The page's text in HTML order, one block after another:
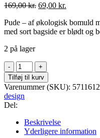
169,00kr. Oprindelig
var:
169,00 kr..
69,00 kr.
er:
69,00 kr..
Pude – af økologisk bomuld
med sort bagside er blødt og
2 på lager
Pude
med
Vikinge
Knude
mønster
m.
andeduns
fyld
Tilføj til kurv
Varenummer (SKU):
design
Del:
Beskrivelse
Yderligere information